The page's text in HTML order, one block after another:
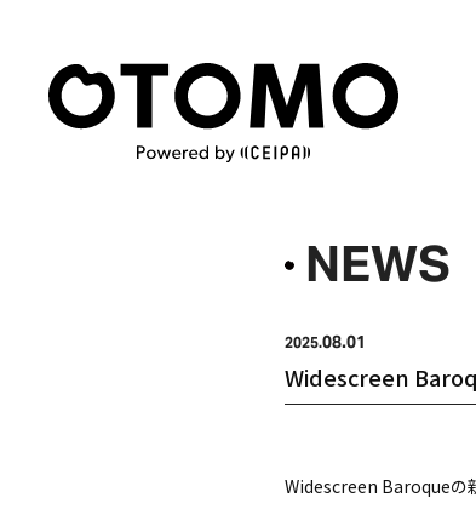
NEWS
2025.08.01
Widescreen
Widescreen Baroqueの